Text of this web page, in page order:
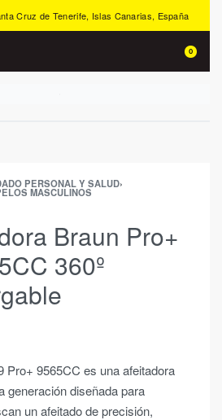
Cruz de Tenerife, Islas Canarias, España
0
PERSONAL Y SALUD›
MASCULINOS
Braun Pro+
360º
Pro+ 9565CC es una afeitadora
generación diseñada para
un afeitado de precisión,